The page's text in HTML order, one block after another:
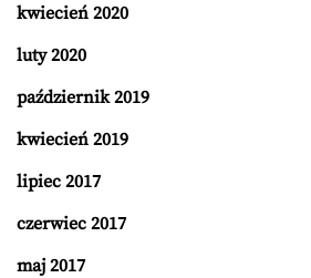
kwiecień 2020
luty 2020
październik 2019
kwiecień 2019
lipiec 2017
czerwiec 2017
maj 2017